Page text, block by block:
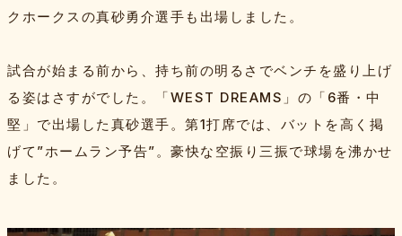
クホークスの真砂勇介選手も出場しました。
試合が始まる前から、持ち前の明るさでベンチを盛り上げ
る姿はさすがでした。「WEST DREAMS」の「6番・中
堅」で出場した真砂選手。第1打席では、バットを高く掲
げて”ホームラン予告”。豪快な空振り三振で球場を沸かせ
ました。